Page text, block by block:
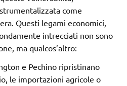
come
Questi legami economici,
intrecciati non sono
ma qualcos’altro:
e Pechino ripristinano
le importazioni agricole o